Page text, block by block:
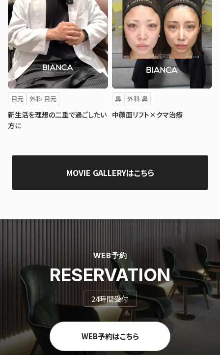
目元 外科 目元
新生活を理想の二重で過ごしたい
方に
鼻 外科 鼻
中顔面リフト×クマ治療
MOVIE GALLERYはこちら
WEB予約
RESERVATION
24時間受付
WEB予約はこちら